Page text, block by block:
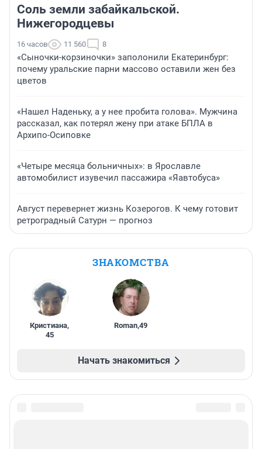
Соль земли забайкальской.
Нижегородцевы
16 часов 11 560 8
«Сыночки-корзиночки» заполонили Екатеринбург:
почему уральские парни массово оставили жен без
цветов
«Нашел Наденьку, а у нее пробита голова». Мужчина
рассказал, как потерял жену при атаке БПЛА в
Архипо-Осиповке
«Четыре месяца больничных»: в Ярославле
автомобилист изувечил пассажира «Яавтобуса»
Август перевернет жизнь Козерогов. К чему готовит
ретроградный Сатурн — прогноз
ЗНАКОМСТВА
Кристиана,
45
Roman,49
Начать знакомиться